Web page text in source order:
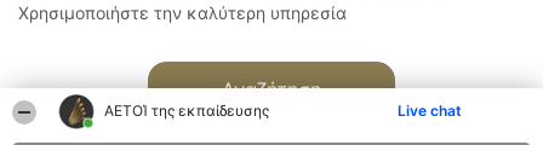
ΑΕΤΟΊ της εκπαίδευσης Live chat
Χρησιμοποιήστε την καλύτερη υπηρεσία
Αναζήτηση